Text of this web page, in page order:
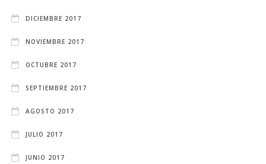
DICIEMBRE 2017
NOVIEMBRE 2017
OCTUBRE 2017
SEPTIEMBRE 2017
AGOSTO 2017
JULIO 2017
JUNIO 2017